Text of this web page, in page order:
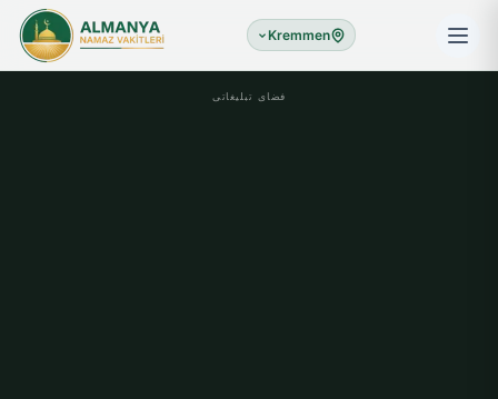
Kremmen
فضای تبلیغاتی